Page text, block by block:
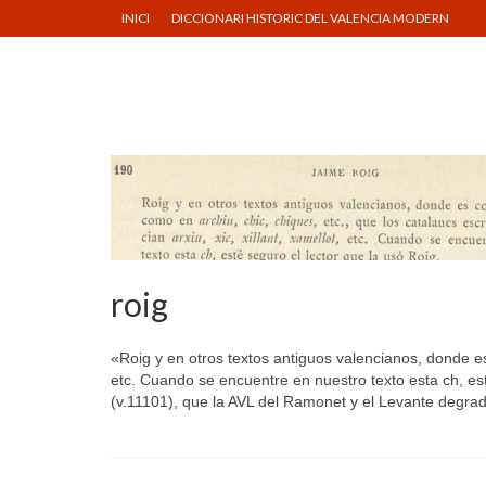
INICI DICCIONARI HISTORIC DEL VALENCIA MODERN
roig
«Roig y en otros textos antiguos valencianos, donde
etc. Cuando se encuentre en nuestro texto esta ch,
(v.11101), que la AVL del Ramonet y el Levante